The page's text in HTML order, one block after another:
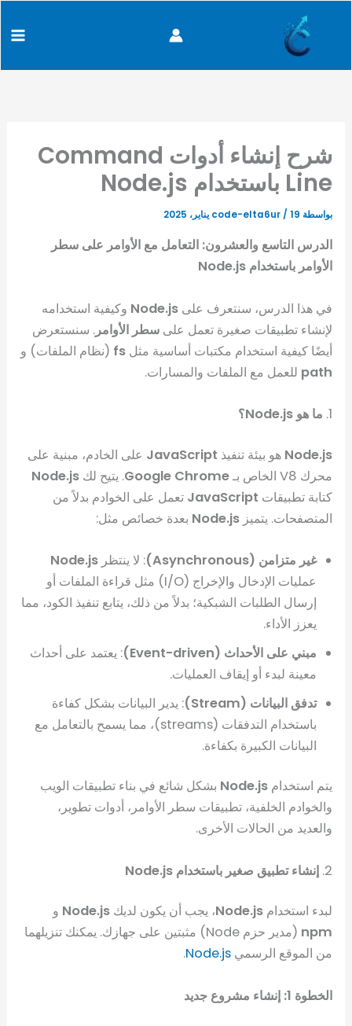
شرح إنشاء أدوات Command
Line باستخدام Node.js
بواسطة code-elta6ur / 19 يناير، 2025
الدرس التاسع والعشرون: التعامل مع الأوامر على سطر
الأوامر باستخدام Node.js
في هذا الدرس، سنتعرف علىNode.js وكيفية استخدامه
لإنشاء تطبيقات صغيرة تعمل علىسطر الأوامر. سنستعرض
أيضًا كيفية استخدام مكتبات أساسية مثلfs (نظام الملفات) و
path للعمل مع الملفات والمسارات.
1. ما هو Node.js؟
Node.js هو بيئة تنفيذ JavaScript على الخادم، مبنية على
محرك V8 الخاص بـ
Google Chrome. يتيح لكNode.js
كتابة تطبيقات JavaScript تعمل على الخوادم بدلاً من
المتصفحات. يتميزNode.js بعدة خصائص مثل:
غير متزامن (Asynchronous) : لا ينتظرNode.js
عمليات الإدخال والإخراج (I/O) مثل قراءة الملفات أو
إرسال الطلبات الشبكية؛ بدلاً من ذلك، يتابع تنفيذ الكود، مما
يعزز الأداء.
مبني على الأحداث (Event-driven)
: يعتمد على أحداث
معينة لبدء أو إيقاف العمليات.
تدفق البيانات (Stream)
: يدير البيانات بشكل كفاءة
باستخدام التدفقات (streams)، مما يسمح بالتعامل مع
البيانات الكبيرة بكفاءة.
يتم استخدامNode.js بشكل شائع في بناء تطبيقات الويب
والخوادم الخلفية، تطبيقات سطر الأوامر، أدوات تطوير،
والعديد من الحالات الأخرى.
2. إنشاء تطبيق صغير باستخدام Node.js
لبدء استخدامNode.js، يجب أن يكون لديكNode.js و
npm
(مدير حزم Node) مثبتين على جهازك. يمكنك تنزيلهما
من الموقع الرسميNode.js
.
الخطوة 1: إنشاء مشروع جديد
بريدك
الإلكتروني...